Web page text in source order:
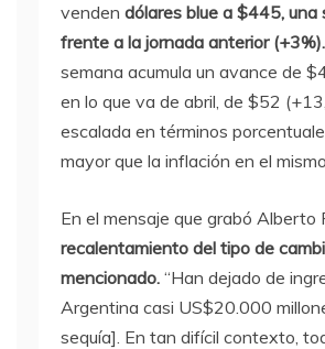
venden dólares blue a $445, una
frente a la jornada anterior (+3%).
semana acumula un avance de
en lo que va de abril, de $52
escalada en términos
mayor que la inflación en el
En el mensaje que grabó Alberto
recalentamiento del tipo de
mencionado. “Han dejado de
Argentina casi US$20.000
sequía]. En tan difícil contexto,